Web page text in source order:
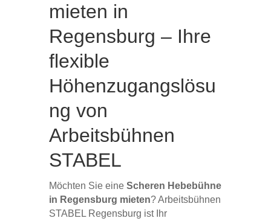
mieten in
Regensburg – Ihre
flexible
Höhenzugangslösu
ng von
Arbeitsbühnen
STABEL
Möchten Sie eine Scheren Hebebühne
in Regensburg mieten? Arbeitsbühnen
STABEL Regensburg ist Ihr